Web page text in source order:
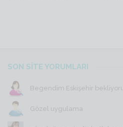
SON SİTE YORUMLARI
Begendim Eskişehir
Gözel uygulama